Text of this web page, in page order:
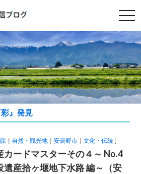
t
o
g
l
n
a
v
i
g
a
t
n
』発見
自然・観光地 安曇野市 文化・伝統 ］
カードマスターその４～ No.4
遺産拾ヶ堰地下水路 編～（安